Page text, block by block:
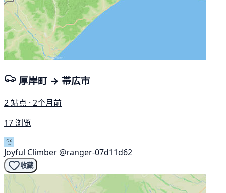
厚岸町 → 帯広市
2 站点 · 2个月前
17 浏览
Joyful Climber @ranger-07d11d62
收藏